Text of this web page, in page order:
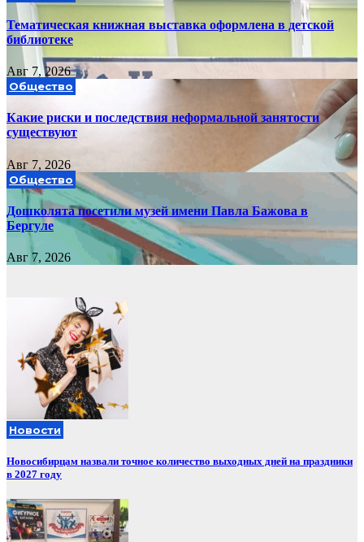
Тематическая книжная выставка оформлена в детской
библиотеке
Авг 7, 2026
Общество
Какие риски и последствия неформальной занятости
существуют
Авг 7, 2026
Общество
Дошколята посетили музей имени Павла Бажова в
Бергуле
Авг 7, 2026
Новости
Новосибирцам назвали точное количество выходных дней на праздники
в 2027 году